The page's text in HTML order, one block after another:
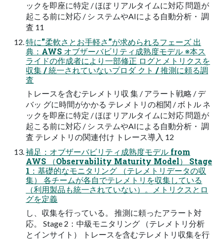
ックを即座に特定 / ほぼ リアルタイムに対応 問題が
起こる前に対応 / シ ステムやAIによる自動分析・ 調
査 11
特に”柔軟さとお手軽さ”が求められるフェーズ 出
典：AWS オブザーバビリティ成熟度モデル ※本ス
ライドの作成者により一部修正 ログとメトリクスを
収集 / 統一されていないプロダ クト / 推測に頼る調
査
トレースを含むテレメトリ収 集 / アラート戦略 / デ
バッ グに時間がかかる テレメトリの相関 / ボトル ネ
ックを即座に特定 / ほぼ リアルタイムに対応 問題が
起こる前に対応 / シ ステムやAIによる自動分析・ 調
査 テレメトリの関連付け トレース導入 12
補足：オブザーバビリティ成熟度モデル from
AWS （Observability Maturity Model） Stage
1：基礎的なモニタリング （テレメトリデータの収
集） 各チームが各自でテレメトリを収集している
（利用製品も統一されていない）。メトリクスとロ
グを定義
し、収集を行っている。 推測に頼ったアラート対
応。 Stage 2：中級モニタリング （テレメトリ分析
とインサイト） トレースを含むテレメトリ収集を行